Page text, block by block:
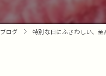
コース
デザー
ブログ 特別な日にふさわしい、至